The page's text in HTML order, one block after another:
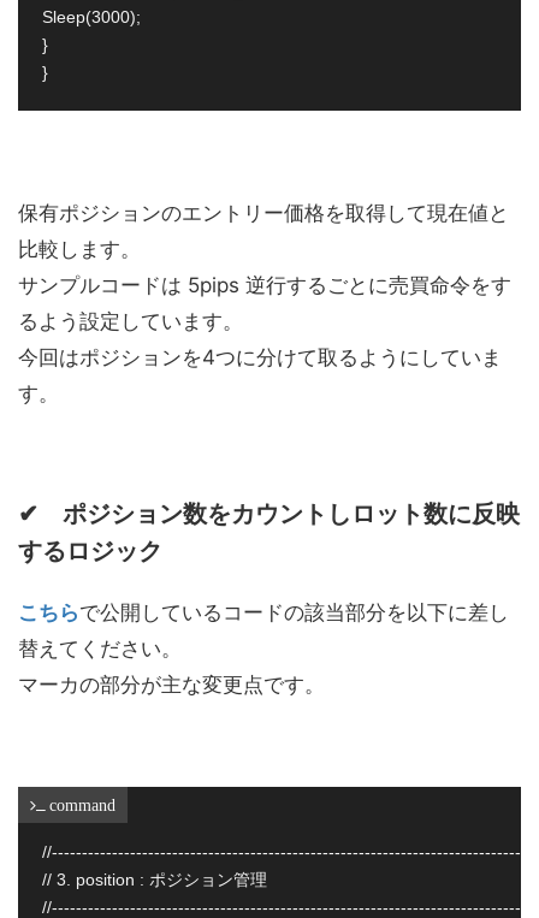
Sleep(3000);
}
保有ポジションのエントリー価格を取得して現在値と
比較します。
サンプルコードは 5pips 逆行するごとに売買命令をす
るよう設定しています。
今回はポジションを4つに分けて取るようにしていま
す。
✔ ポジション数をカウントしロット数に反映
するロジック
こちらで公開しているコードの該当部分を以下に差し
替えてください。
マーカの部分が主な変更点です。
command
// 3. position : ポジション管理